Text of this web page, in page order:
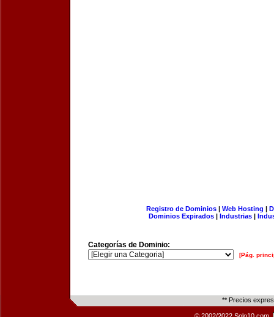
Registro de Dominios| Web Hosting |
Dominios Expirados | Industrias |
Categorías de Dominio:
[Pág.
** Precios